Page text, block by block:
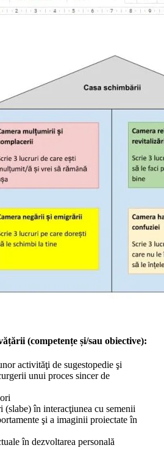
(competențe și/sau obiective):
activităţi de sugestopedie şi
unui proces sincer de
în interacţiunea cu semenii
şi a imaginii proiectate în
în dezvoltarea personală